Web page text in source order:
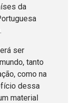
da
ser
tanto
como na
dessa
material